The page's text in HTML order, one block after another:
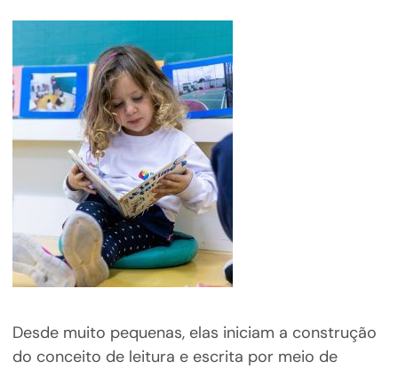
Desde muito pequenas, elas iniciam a construção
do conceito de leitura e escrita por meio de